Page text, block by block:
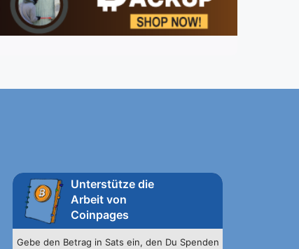
Unterstütze die
Arbeit von
Coinpages
Gebe den Betrag in Sats ein, den Du Spenden